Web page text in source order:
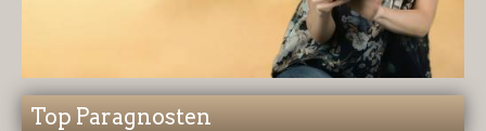
Top Paragnosten